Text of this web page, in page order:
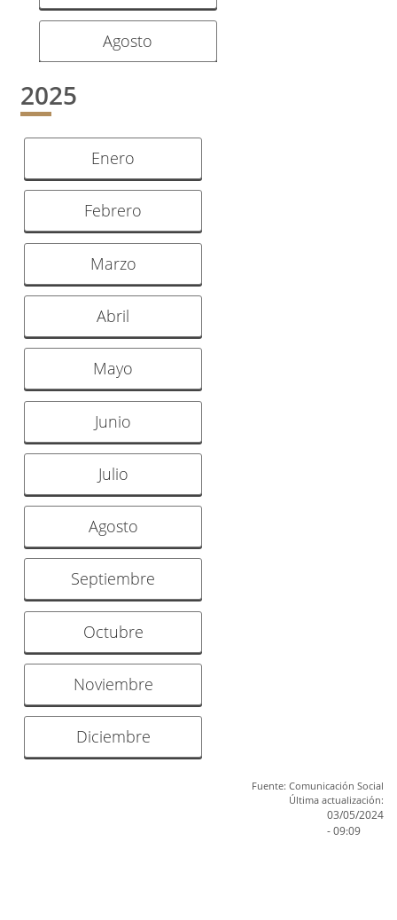
Agosto
2025
Enero
Febrero
Marzo
Abril
Mayo
Junio
Julio
Agosto
Septiembre
Octubre
Noviembre
Diciembre
Fuente: Comunicación Social
Última actualización:
03/05/2024
- 09:09